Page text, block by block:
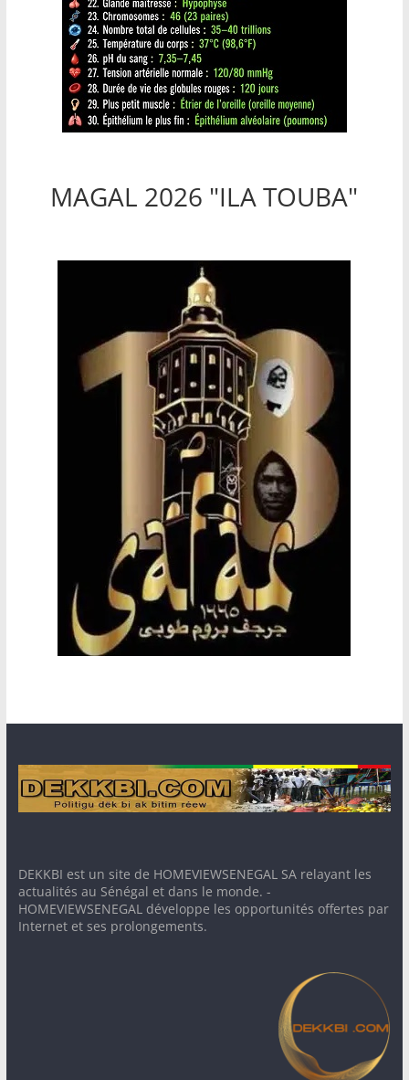
MAGAL 2026 "ILA TOUBA"
DEKKBI est un site de HOMEVIEWSENEGAL SA relayant les
actualités au Sénégal et dans le monde. -
HOMEVIEWSENEGAL développe les opportunités offertes par
Internet et ses prolongements.